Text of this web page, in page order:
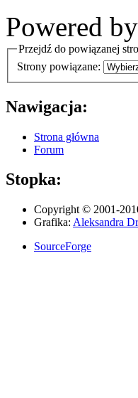
Powered by
Przejdź do powiązanej
Strony powiązane:
Nawigacja:
Strona główna
Forum
Stopka:
Copyright © 2001-
Grafika: Aleksandra
SourceForge